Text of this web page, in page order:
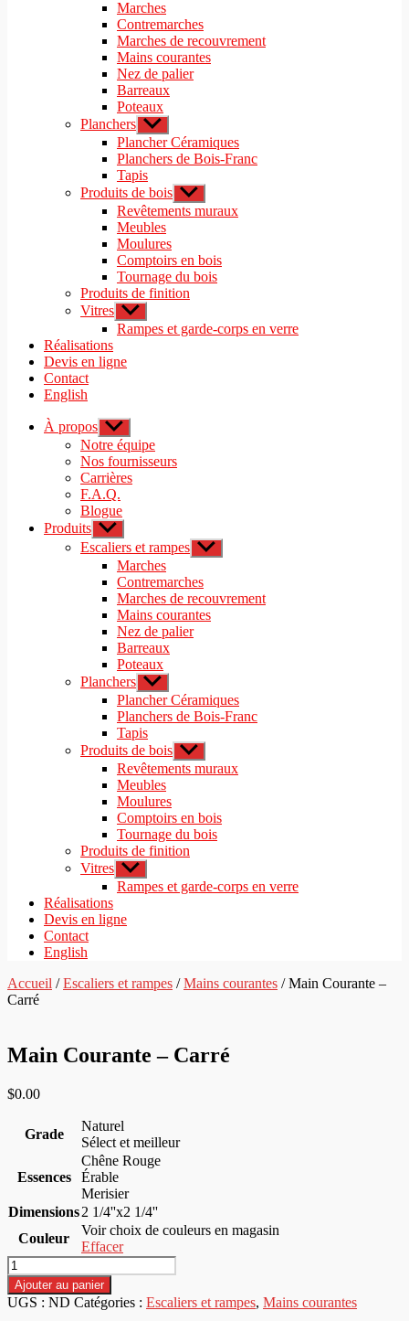
menu
menu
Marches
Contremarches
Marches de recouvrement
Mains courantes
Nez de palier
Barreaux
Poteaux
Planchers Afficher
le
sous-
menu
Plancher Céramiques
Planchers de Bois-Franc
Tapis
Produits de bois Afficher
le
sous-
Revêtements muraux
Meubles
Moulures
Comptoirs en bois
Tournage du bois
Produits de finition
Vitres Afficher
le
sous-
Rampes et garde-corps en verre
Réalisations
Devis en ligne
Contact
English
À propos Afficher
le
sous-
menu
Notre équipe
Nos fournisseurs
Carrières
F.A.Q.
Blogue
Produits Afficher
le
sous-
menu
Escaliers et rampes Afficher
le
menu
Marches
Contremarches
Marches de recouvrement
Mains courantes
Nez de palier
Barreaux
Poteaux
Planchers Afficher
le
sous-
menu
Plancher Céramiques
Planchers de Bois-Franc
Tapis
Produits de bois Afficher
le
sous-
Revêtements muraux
Meubles
Moulures
Comptoirs en bois
Tournage du bois
Produits de finition
Vitres Afficher
le
sous-
Rampes et garde-corps en verre
Réalisations
Devis en ligne
Contact
English
Accueil /Escaliers et rampes /Mains courantes / Main Courante –
Carré
Main Courante – Carré
$0.00
Grade
Naturel
Sélect et meilleur
Essences
Chêne Rouge
Érable
Merisier
Dimensions2 1/4''x2 1/4''
Couleur
Voir choix de couleurs en magasin
Effacer
quantité
de
Main
Courante
Ajouter au panier
UGS : ND Catégories : Escaliers et rampes, Mains courantes